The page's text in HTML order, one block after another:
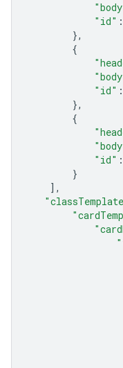
"id" :
},
{
"id" :
},
{
"id" :
}
],